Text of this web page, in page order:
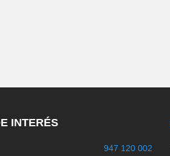
INTERÉS
947 120 002